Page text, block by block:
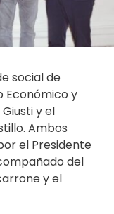
social de
Económico y
y el
Ambos
el Presidente
del
y el